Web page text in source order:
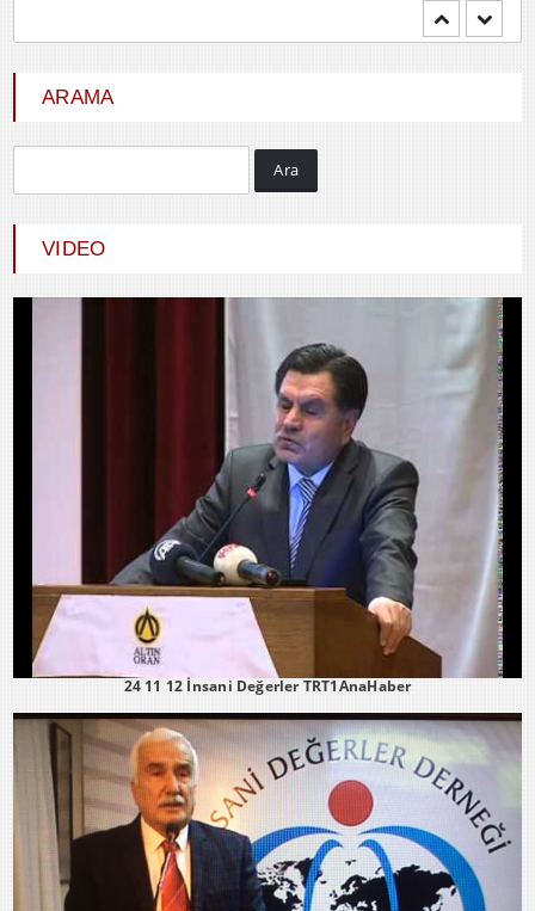
YENİ DÜNYA DÜZENİNDE
ARAMA
Ara
VIDEO
24 11 12 İnsani Değerler TRT1AnaHaber